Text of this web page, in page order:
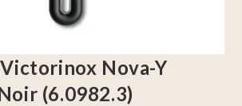
Nova-Y
(6.0982.3)